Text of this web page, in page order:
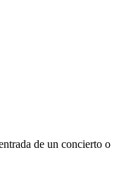
de un concierto o